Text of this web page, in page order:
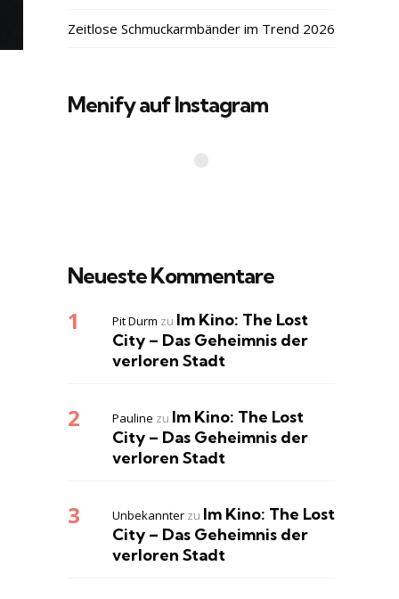
Zeitlose Schmuckarmbänder im Trend 2026
Menify auf Instagram
Neueste Kommentare
Pit Durm zu Im Kino: The Lost
City – Das Geheimnis der
verloren Stadt
Pauline zu Im Kino: The Lost
City – Das Geheimnis der
verloren Stadt
Unbekannter zu Im Kino: The Lost
City – Das Geheimnis der
verloren Stadt